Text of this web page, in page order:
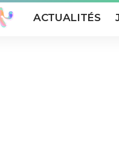
ACTUALITÉS